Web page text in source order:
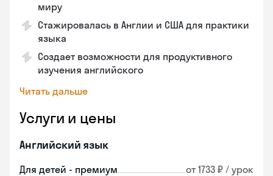
миру
Стажировалась в Англии и США для практики
языка
Создает возможности для продуктивного
изучения английского
Читать дальше
Услуги и цены
Английский язык
Для детей - премиум от 1733 ₽ / урок